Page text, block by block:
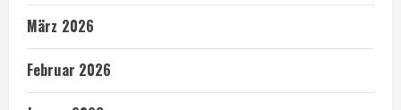
März 2026
Februar 2026